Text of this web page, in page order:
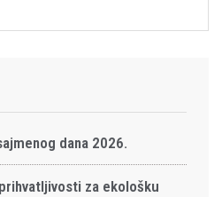
dana 2026.
za ekološku